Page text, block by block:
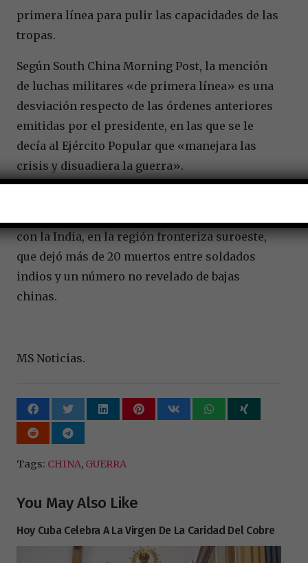
primera línea para pulir las capacidades de las
tropas.
Según South China Morning Post, la mención
de luchas militares «de primera línea» es una
desviación respecto de las órdenes anteriores
emitidas por el presidente, en las que se le
decía al Ejército Popular que «manejara las
crisis y disuadiera la guerra».
con la India, en la región fronteriza suroeste,
que dejó más de 20 muertos entre soldados
indios y un número no revelado de bajas
chinas.
MS Noticias.
Tags: CHINA, GUERRA
You May Also Like
Hoy Cuba Celebra A La Virgen De La Caridad Del Cobre